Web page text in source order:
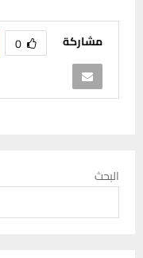
مشاركة 0
البحث